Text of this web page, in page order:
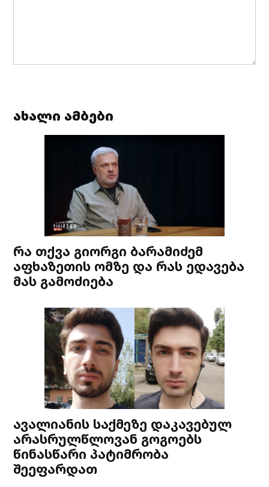
ახალი ამბები
რა თქვა გიორგი ბარამიძემ
აფხაზეთის ომზე და რას ედავება
მას გამოძიება
ავალიანის საქმეზე დაკავებულ
არასრულწლოვან გოგოებს
წინასწარი პატიმრობა
შეეფარდათ